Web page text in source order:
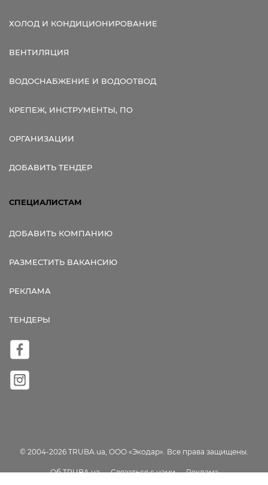
ХОЛОД И КОНДИЦИОНИРОВАНИЕ
ВЕНТИЛЯЦИЯ
ВОДОСНАБЖЕНИЕ И ВОДООТВОД
КРЕПЕЖ, ИНСТРУМЕНТЫ, ПО
ОРГАНИЗАЦИИ
ДОБАВИТЬ ТЕНДЕР
СПЕЦИАЛИСТАМ
ДОБАВИТЬ КОМПАНИЮ
РАЗМЕСТИТЬ ВАКАНСИЮ
РЕКЛАМА
ТЕНДЕРЫ
© 2004-2026 TRUBA.ua, ООО «Экодар». Все права защищены.
Об TRUBA.ua Связаться с нами Реклама